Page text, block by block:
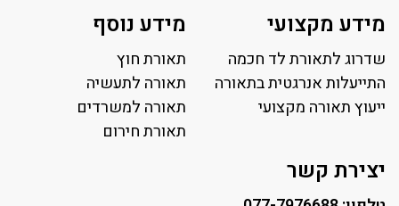
פאנל לד
פרופיל תאורה
תאורה לאולמות ספורט
תאורה למגרשי טניס
מידע מקצועי
שדרוג לתאורת לד חכמה
התייעלות אנרגטית בתאורה
ייעוץ תאורה מקצועי
מידע נוסף
תאורת חוץ
תאורה לתעשיה
תאורה למשרדים
תאורת חירום
יצירת קשר